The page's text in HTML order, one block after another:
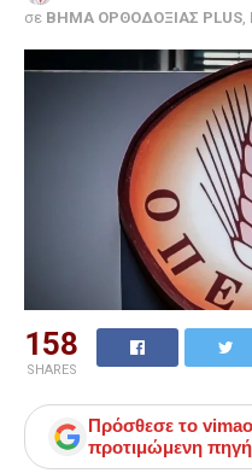
σε ΒΗΜΑ ΟΡΘΟΔΟΞΙΑΣ PLUS,
158
SHARES
Πρόσθεσε το
προτιμώμενη